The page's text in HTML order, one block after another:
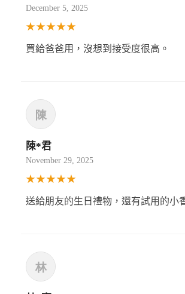
December 5, 2025
★★★★★
買給爸爸用，沒想到接受度很高。
陳*君
November 29, 2025
★★★★★
送給朋友的生日禮物，還有試用的小